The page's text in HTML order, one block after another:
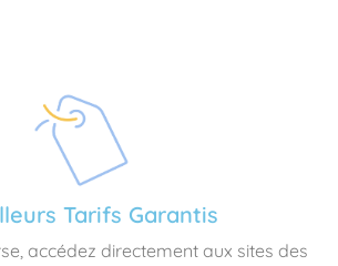
Tarifs Garantis
accédez directement aux sites des